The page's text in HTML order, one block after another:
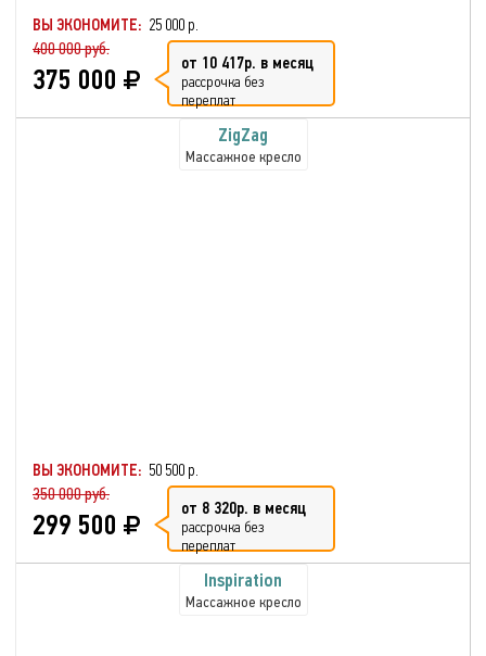
ВЫ ЭКОНОМИТЕ: 25 000 р.
400 000 руб.
375 000 от 10 417р. в месяц
рассрочка без
переплат
ZigZag
Массажное кресло
ВЫ ЭКОНОМИТЕ: 50 500 р.
350 000 руб.
299 500 от 8 320р. в месяц
рассрочка без
переплат
Inspiration
Массажное кресло